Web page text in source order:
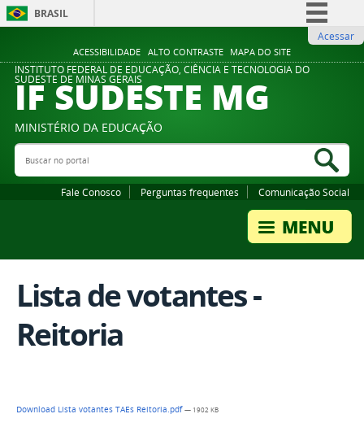
ACESSIBILIDADE ALTO CONTRASTE MAPA DO SITE
BRASIL
Comunica BR
Participe
Legislação
Acessar
INSTITUTO FEDERAL DE EDUCAÇÃO, CIÊNCIA E TECNOLOGIA DO
SUDESTE DE MINAS GERAIS
IF SUDESTE MG
MINISTÉRIO DA EDUCAÇÃO
Buscar no portal
Fale Conosco Perguntas frequentes Comunicação Social
Lista de votantes -
Reitoria
Download Lista votantes TAEs Reitoria.pdf— 1902 KB